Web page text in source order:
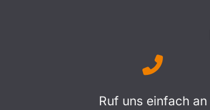
Ruf uns einfach an